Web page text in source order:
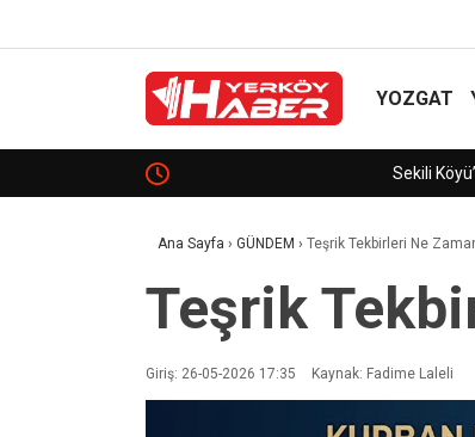
YOZGAT
Ana Sayfa › GÜNDEM › Teşrik Tekbirleri Ne
Teşrik
Giriş: 26-05-2026 17:35 Kaynak: Fadime Laleli